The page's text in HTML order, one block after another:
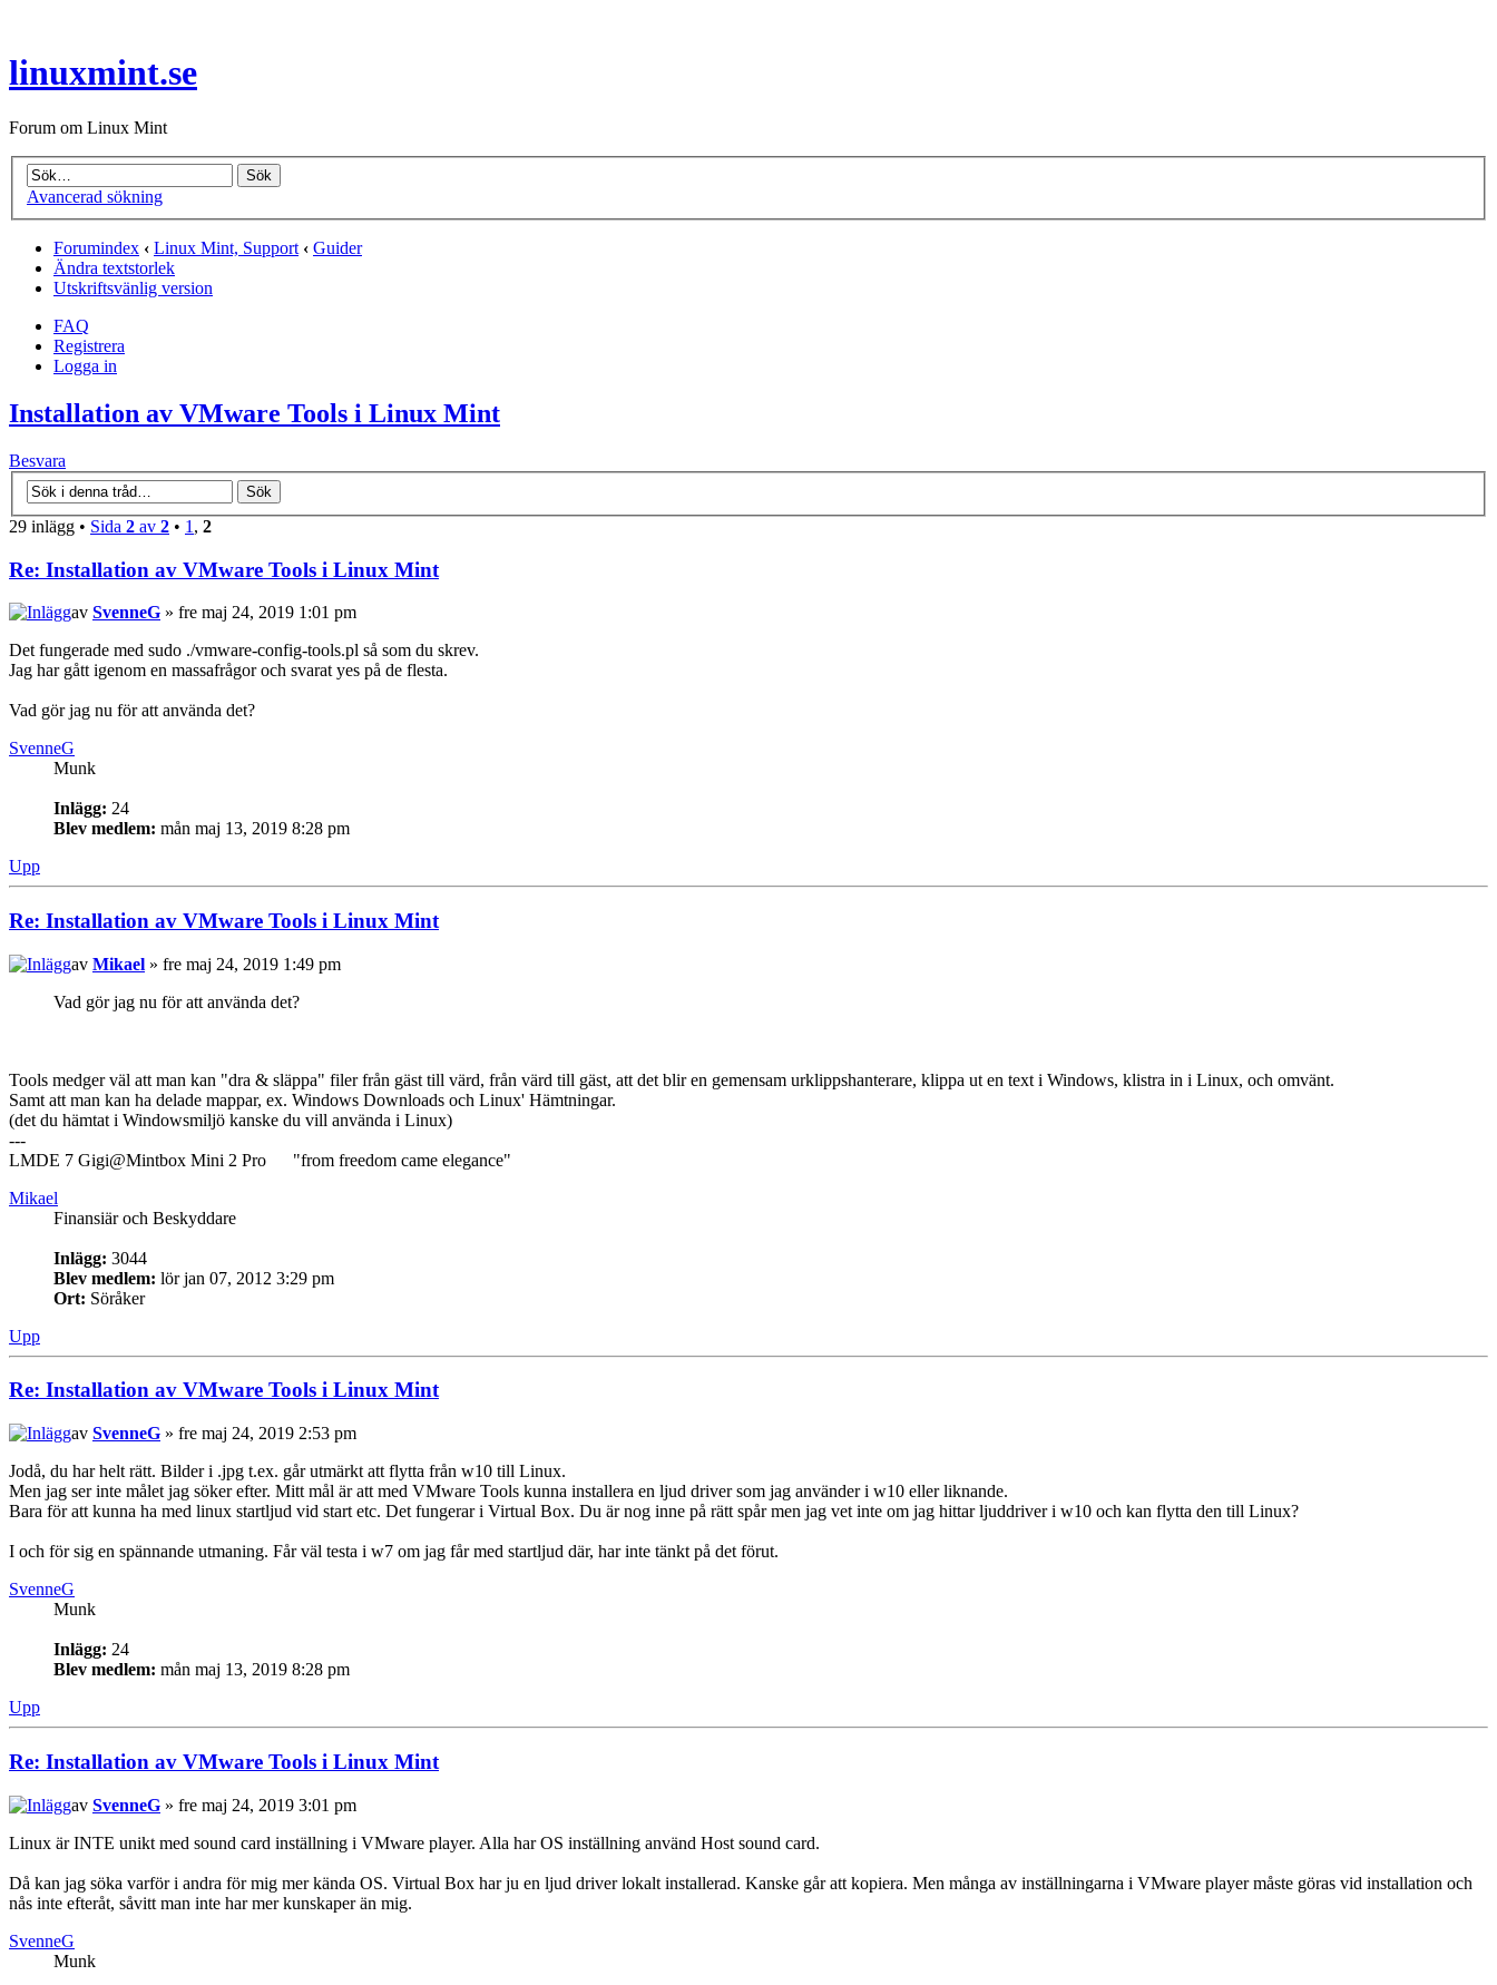
linuxmint.se
Forum om Linux Mint
Avancerad sökning
Forumindex ‹ Linux Mint, Support ‹ Guider
Ändra textstorlek
Utskriftsvänlig version
FAQ
Registrera
Logga in
Installation av VMware Tools i Linux Mint
Besvara
29 inlägg • Sida 2 av 2 • 1 , 2
Re: Installation av VMware Tools i Linux Mint
av SvenneG » fre maj 24, 2019 1:01 pm
Det fungerade med sudo ./vmware-config-tools.pl så som du skrev.
Jag har gått igenom en massafrågor och svarat yes på de flesta.
Vad gör jag nu för att använda det?
SvenneG
Munk
Inlägg: 24
Blev medlem: mån maj 13, 2019 8:28 pm
Upp
Re: Installation av VMware Tools i Linux Mint
av Mikael » fre maj 24, 2019 1:49 pm
Vad gör jag nu för att använda det?
Tools medger väl att man kan "dra & släppa" filer från gäst till värd, från värd till gäst, att det blir en gemensam urklippshanterare, klippa ut en text i Windows, klistra in i Linux, och omvänt.
Samt att man kan ha delade mappar, ex. Windows Downloads och Linux' Hämtningar.
(det du hämtat i Windowsmiljö kanske du vill använda i Linux)
---
LMDE 7 Gigi@Mintbox Mini 2 Pro "from freedom came elegance"
Mikael
Finansiär och Beskyddare
Inlägg: 3044
Blev medlem: lör jan 07, 2012 3:29 pm
Ort: Söråker
Upp
Re: Installation av VMware Tools i Linux Mint
av SvenneG » fre maj 24, 2019 2:53 pm
Jodå, du har helt rätt. Bilder i .jpg t.ex. går utmärkt att flytta från w10 till Linux.
Men jag ser inte målet jag söker efter. Mitt mål är att med VMware Tools kunna installera en ljud driver som jag använder i w10 eller liknande.
Bara för att kunna ha med linux startljud vid start etc. Det fungerar i Virtual Box. Du är nog inne på rätt spår men jag vet inte om jag hittar ljuddriver i w10 och kan flytta den till Linux?
I och för sig en spännande utmaning. Får väl testa i w7 om jag får med startljud där, har inte tänkt på det förut.
SvenneG
Munk
Inlägg: 24
Blev medlem: mån maj 13, 2019 8:28 pm
Upp
Re: Installation av VMware Tools i Linux Mint
av SvenneG » fre maj 24, 2019 3:01 pm
Linux är INTE unikt med sound card inställning i VMware player. Alla har OS inställning använd Host sound card.
Då kan jag söka varför i andra för mig mer kända OS. Virtual Box har ju en ljud driver lokalt installerad. Kanske går att kopiera. Men många av inställningarna i VMware player måste göras vid installation och
nås inte efteråt, såvitt man inte har mer kunskaper än mig.
SvenneG
Munk